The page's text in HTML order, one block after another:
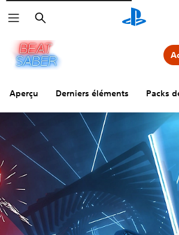
Rechercher
Aperçu Derniers éléments Packs